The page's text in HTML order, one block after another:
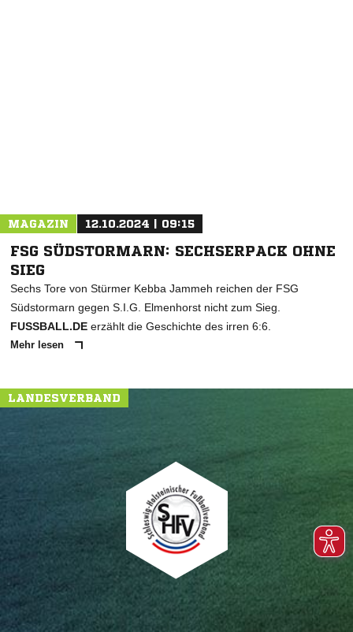
MAGAZIN 12.10.2024 | 09:15
FSG SÜDSTORMARN: SECHSERPACK OHNE
SIEG
Sechs Tore von Stürmer Kebba Jammeh reichen der FSG
Südstormarn gegen S.I.G. Elmenhorst nicht zum Sieg.
FUSSBALL.DE erzählt die Geschichte des irren 6:6.
Mehr lesen
LANDESVERBAND